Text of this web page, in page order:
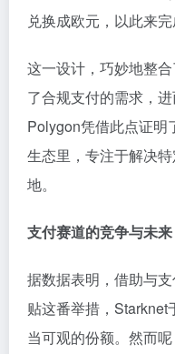
兑换成欧元，以此来完
这一设计，巧妙地整
了合规支付的需求，
Polygon凭借此点证明
生态里，专注于解决
地。
支付赛道的竞争与未来
据数据表明，借助与
贴这番举措，Starknet
当可观的份额。然而